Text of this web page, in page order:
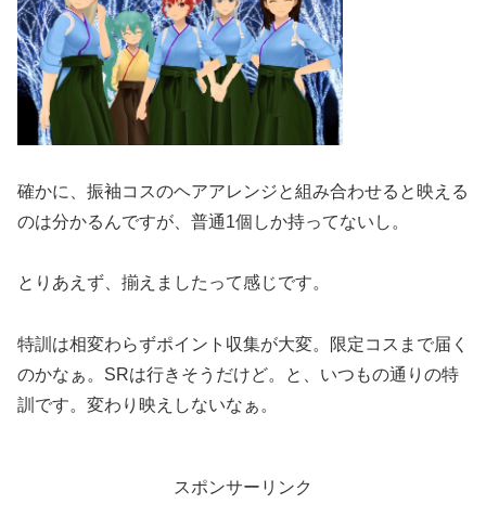
確かに、振袖コスのヘアアレンジと組み合わせると映える
のは分かるんですが、普通1個しか持ってないし。
とりあえず、揃えましたって感じです。
特訓は相変わらずポイント収集が大変。限定コスまで届く
のかなぁ。SRは行きそうだけど。と、いつもの通りの特
訓です。変わり映えしないなぁ。
スポンサーリンク